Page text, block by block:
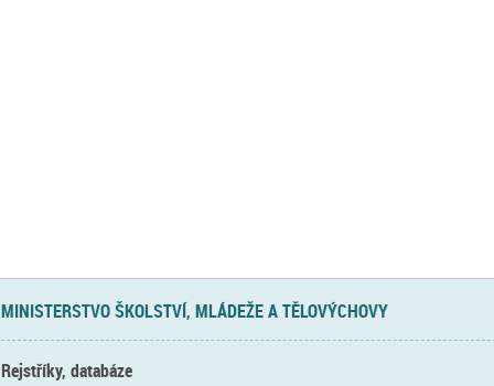
MINISTERSTVO ŠKOLSTVÍ, MLÁDEŽE A TĚLOVÝCHOVY
Rejstříky, databáze